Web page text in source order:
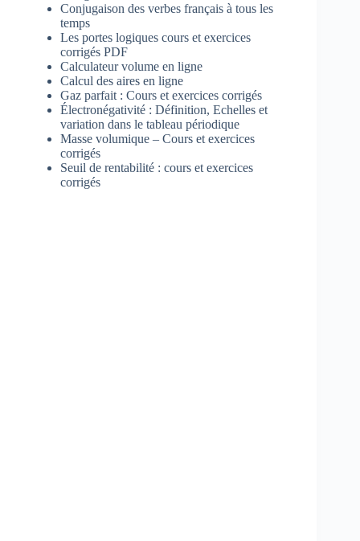
Conjugaison des verbes français à tous les
temps
Les portes logiques cours et exercices
corrigés PDF
Calculateur volume en ligne
Calcul des aires en ligne
Gaz parfait : Cours et exercices corrigés
Électronégativité : Définition, Echelles et
variation dans le tableau périodique
Masse volumique – Cours et exercices
corrigés
Seuil de rentabilité : cours et exercices
corrigés